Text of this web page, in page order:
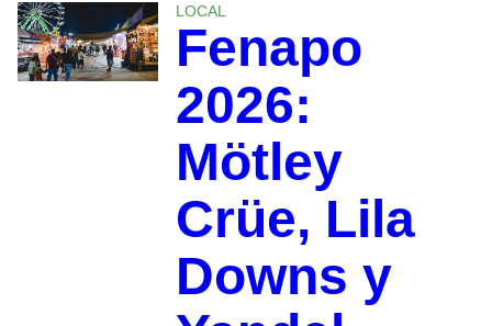
LOCAL
Fenapo
2026:
Mötley
Crüe, Lila
Downs y